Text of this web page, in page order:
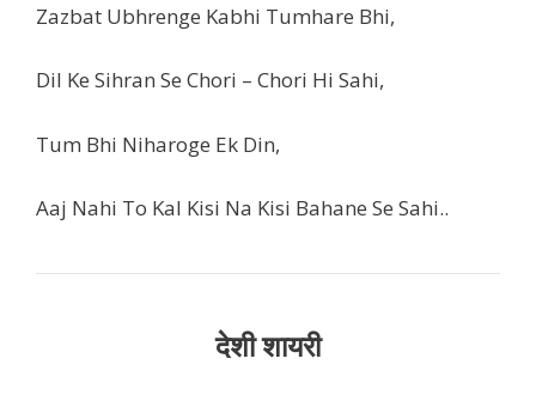
Zazbat Ubhrenge Kabhi Tumhare Bhi,
Dil Ke Sihran Se Chori – Chori Hi Sahi,
Tum Bhi Niharoge Ek Din,
Aaj Nahi To Kal Kisi Na Kisi Bahane Se Sahi..
देशी शायरी